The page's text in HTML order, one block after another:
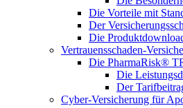
Die Vorteile mit
Der
Die
Vertrauensschaden-
Die PharmaRisk®
Die
Der
Cyber-Versicherung für